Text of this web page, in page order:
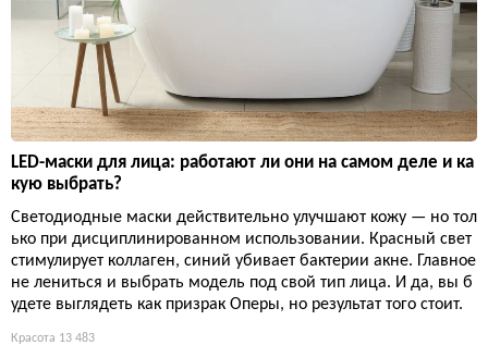
LED-маски для лица: работают ли они на самом деле и ка
кую выбрать?
Светодиодные маски действительно улучшают кожу — но тол
ько при дисциплинированном использовании. Красный свет
стимулирует коллаген, синий убивает бактерии акне. Главное
не лениться и выбрать модель под свой тип лица. И да, вы б
удете выглядеть как призрак Оперы, но результат того стоит.
Красота 13 483